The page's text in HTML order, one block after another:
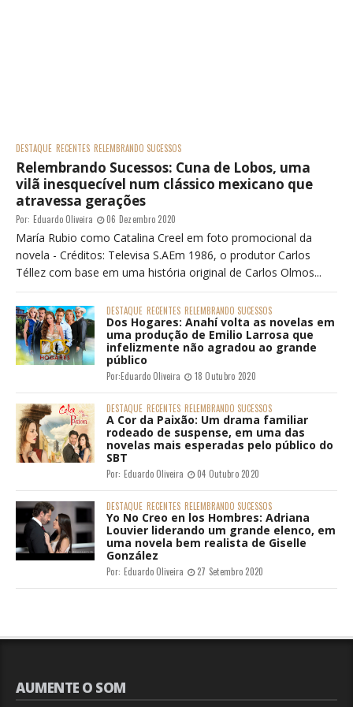
DESTAQUE RECENTES RELEMBRANDO SUCESSOS
Relembrando Sucessos: Cuna de Lobos, uma
vilã inesquecível num clássico mexicano que
atravessa gerações
Por: Eduardo Oliveira 06 Dezembro 2020
María Rubio como Catalina Creel em foto promocional da
novela - Créditos: Televisa S.AEm 1986, o produtor Carlos
Téllez com base em uma história original de Carlos Olmos...
DESTAQUE RECENTES RELEMBRANDO SUCESSOS
Dos Hogares: Anahí volta as novelas em
uma produção de Emilio Larrosa que
infelizmente não agradou ao grande
público
Por:Eduardo Oliveira 18 Outubro 2020
DESTAQUE RECENTES RELEMBRANDO SUCESSOS
A Cor da Paixão: Um drama familiar
rodeado de suspense, em uma das
novelas mais esperadas pelo público do
SBT
Por: Eduardo Oliveira 04 Outubro 2020
DESTAQUE RECENTES RELEMBRANDO SUCESSOS
Yo No Creo en los Hombres: Adriana
Louvier liderando um grande elenco, em
uma novela bem realista de Giselle
González
Por: Eduardo Oliveira 27 Setembro 2020
AUMENTE O SOM